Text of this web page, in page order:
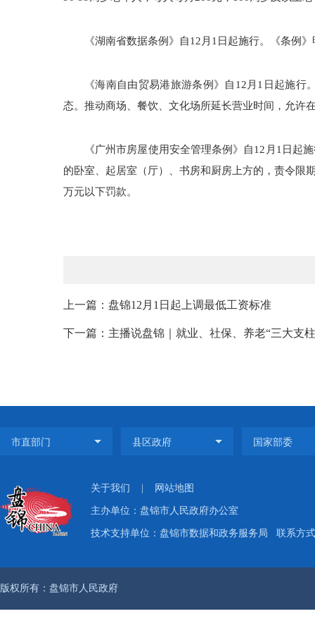
《湖南省数据条例》自12月1日起施行。《条例
《海南自由贸易港旅游条例》自12月1日起施
态。推动商场、餐饮、文化场所延长营业时间，允许
《广州市房屋使用安全管理条例》自12月1日起
的卧室、起居室（厅）、书房和厨房上方的，责令限
万元以下罚款。
上一篇：盘锦12月1日起上调最低工资标准
下一篇：主播说盘锦｜就业、社保、养老“三大支
关于我们 网站地图
主办单位：盘锦市人民政府办公室
技术支持单位：盘锦市数据和政务服务局 联系方
版权所有：盘锦市人民政府